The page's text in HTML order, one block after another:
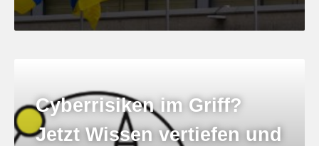
Cyberrisiken im Griff?
Jetzt Wissen vertiefen und